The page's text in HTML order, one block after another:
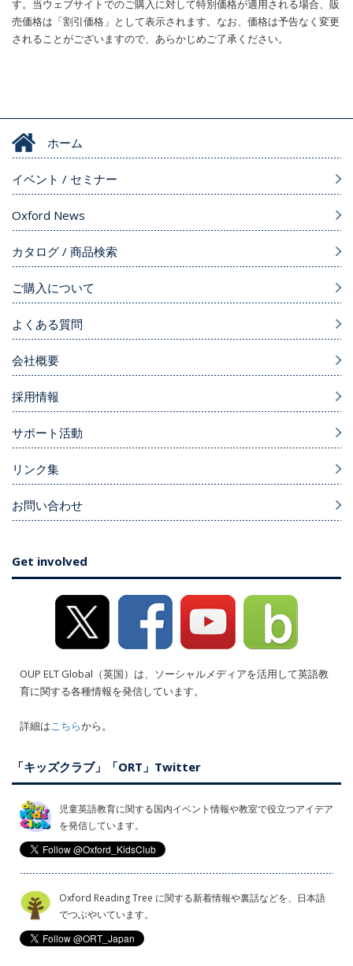
す。当ウェブサイトでのご購入に対して特別価格が適用される場合、販
売価格は「割引価格」として表示されます。なお、価格は予告なく変更
されることがございますので、あらかじめご了承ください。
ホーム
イベント / セミナー
Oxford News
カタログ / 商品検索
ご購入について
よくある質問
会社概要
採用情報
サポート活動
リンク集
お問い合わせ
Get involved
OUP ELT Global（英国）は、ソーシャルメディアを活用して英語教
育に関する各種情報を発信しています。
詳細は こちらから。
「キッズクラブ」「ORT」Twitter
児童英語教育に関する国内イベント情報や教室で役立つアイデア
を発信しています。
Oxford Reading Tree に関する新着情報や裏話などを、日本語
でつぶやいています。